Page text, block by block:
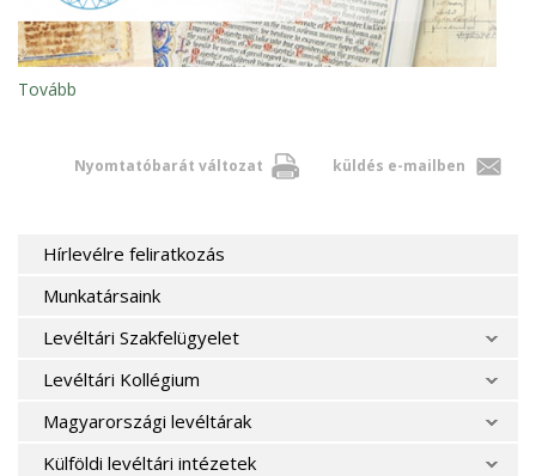
Tovább
Nyomtatóbarát változat küldés e-mailben
Hírlevélre feliratkozás
Munkatársaink
Levéltári Szakfelügyelet
Levéltári Kollégium
Magyarországi levéltárak
Külföldi levéltári intézetek